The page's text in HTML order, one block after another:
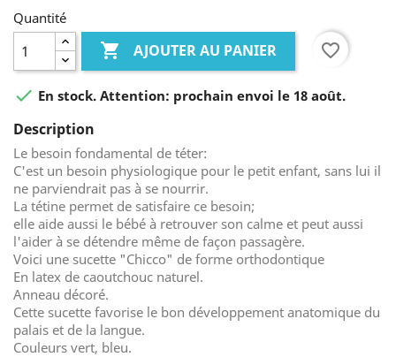
Quantité
 AJOUTER AU PANIER favorite_border
 En stock. Attention: prochain envoi le 18 août.
Description
Le besoin fondamental de téter:
C'est un besoin physiologique pour le petit enfant, sans lui il
ne parviendrait pas à se nourrir.
La tétine permet de satisfaire ce besoin;
elle aide aussi le bébé à retrouver son calme et peut aussi
l'aider à se détendre même de façon passagère.
Voici une sucette "Chicco" de forme orthodontique
En latex de caoutchouc naturel.
Anneau décoré.
Cette sucette favorise le bon développement anatomique du
palais et de la langue.
Couleurs vert, bleu.